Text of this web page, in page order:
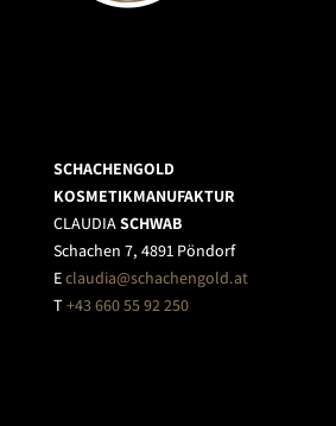
SCHACHENGOLD
KOSMETIKMANUFAKTUR
CLAUDIASCHWAB
Schachen 7, 4891 Pöndorf
Eclaudia@schachengold.at
T+43 660 55 92 250